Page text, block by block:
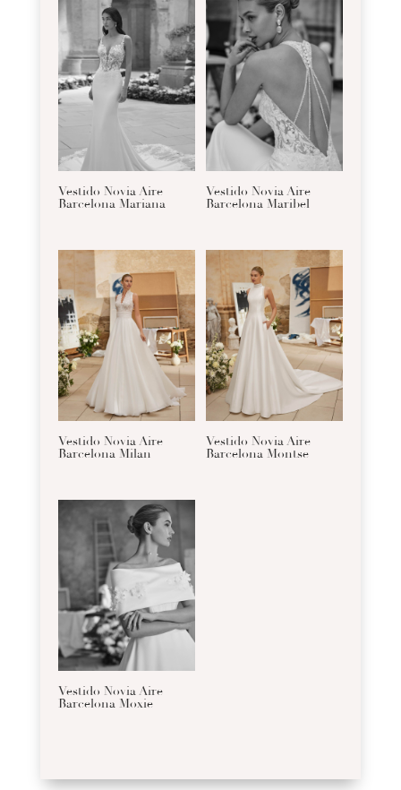
Vestido Novia Aire
Barcelona Mariana
Vestido Novia Aire
Barcelona Maribel
Vestido Novia Aire
Barcelona Milan
Vestido Novia Aire
Barcelona Montse
Vestido Novia Aire
Barcelona Moxie